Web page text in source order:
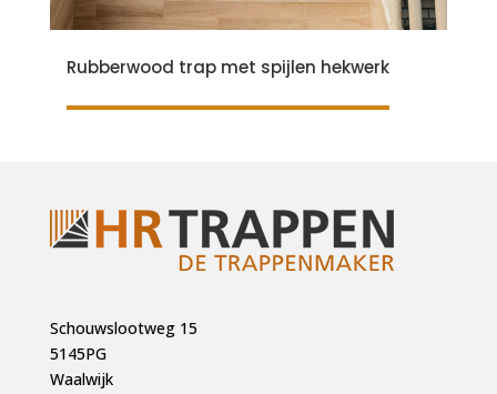
Rubberwood trap met spijlen hekwerk
Schouwslootweg 15
5145PG
Waalwijk